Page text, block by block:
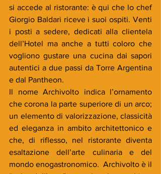
si accede al ristorante: è qui che lo chef
Giorgio Baldari riceve i suoi ospiti. Venti
i posti a sedere, dedicati alla clientela
dell’Hotel ma anche a tutti coloro che
vogliono gustare una cucina dai sapori
autentici a due passi da Torre Argentina
e dal Pantheon.
Il nome Archivolto indica l’ornamento
che corona la parte superiore di un arco;
un elemento di valorizzazione, classicità
ed eleganza in ambito architettonico e
che, di riflesso, nel ristorante diventa
esaltazione dell’arte culinaria e del
mondo enogastronomico.  Archivolto è il